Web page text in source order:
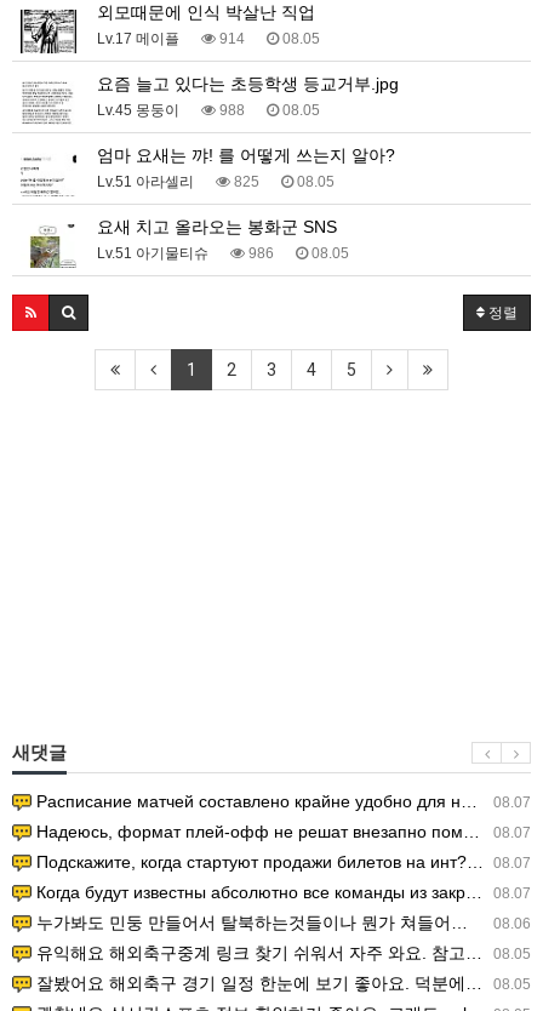
외모때문에 인식 박살난 직업
Lv.17 메이플 914 08.05
요즘 늘고 있다는 초등학생 등교거부.jpg
Lv.45 몽둥이 988 08.05
엄마 요새는 꺄! 를 어떻게 쓰는지 알아?
Lv.51 아라셀리 825 08.05
요새 치고 올라오는 봉화군 SNS
Lv.51 아기물티슈 986 08.05
정렬
1 2 3 4 5
새댓글
08.07
Расписание матчей составлено крайне удобно для нашего часово…
08.07
Надеюсь, формат плей-офф не решат внезапно поменять. https:/…
08.07
Подскажите, когда стартуют продажи билетов на инт? https://g…
08.07
Когда будут известны абсолютно все команды из закрытых квали…
08.06
누가봐도 민둥 만들어서 탈북하는것들이나 뭔가 쳐들어오는 낌새를 미리 알아차리기 위함이지 저걸 전쟁준비라고 하…
08.05
유익해요 해외축구중계 링크 찾기 쉬워서 자주 와요. 참고로 무료스포츠중계 정보 확인할 때 출처 꼭 체크해요.…
08.05
잘봤어요 해외축구 경기 일정 한눈에 보기 좋아요. 덕분에 epl중계 볼 때 공식 중계 채널 먼저 찾아봐요. …